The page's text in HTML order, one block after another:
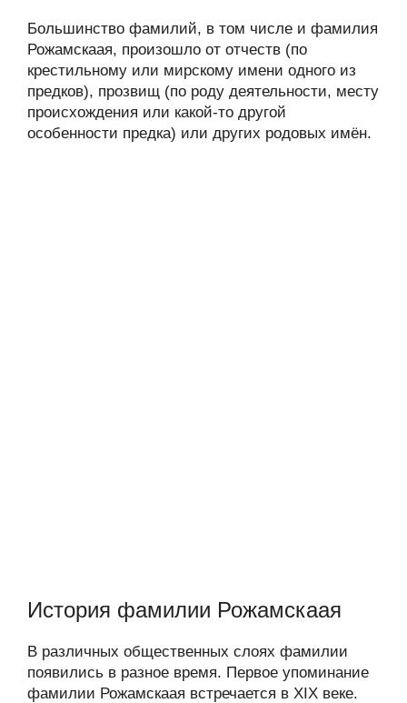
Большинство фамилий, в том числе и фамилия
Рожамскаая, произошло от отчеств (по
крестильному или мирскому имени одного из
предков), прозвищ (по роду деятельности, месту
происхождения или какой-то другой
особенности предка) или других родовых имён.
История фамилии Рожамскаая
В различных общественных слоях фамилии
появились в разное время. Первое упоминание
фамилии Рожамскаая встречается в XIX веке.